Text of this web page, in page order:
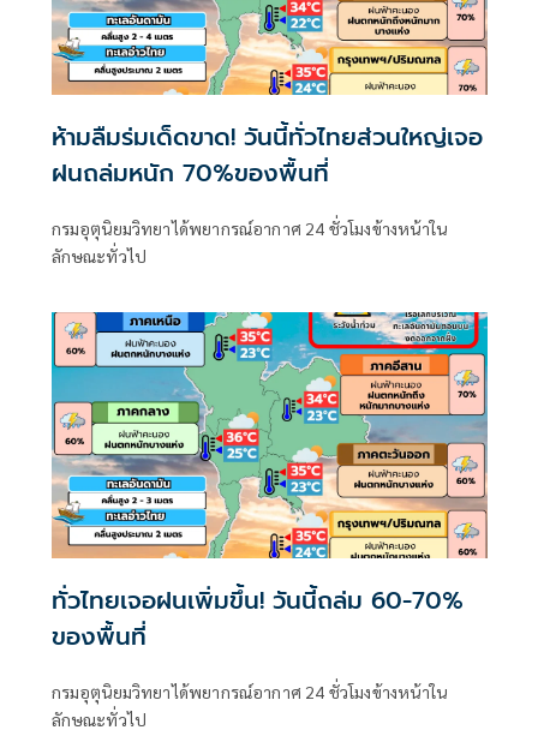
ห้ามลืมร่มเด็ดขาด! วันนี้ทั่วไทยส่วนใหญ่เจอ
ฝนถล่มหนัก 70%ของพื้นที่
กรมอุตุนิยมวิทยาได้พยากรณ์อากาศ 24 ชั่วโมงข้างหน้าใน
ลักษณะทั่วไป
ทั่วไทยเจอฝนเพิ่มขึ้น! วันนี้ถล่ม 60-70%
ของพื้นที่
กรมอุตุนิยมวิทยาได้พยากรณ์อากาศ 24 ชั่วโมงข้างหน้าใน
ลักษณะทั่วไป